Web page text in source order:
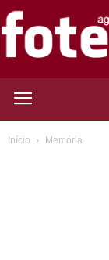
Início Memória